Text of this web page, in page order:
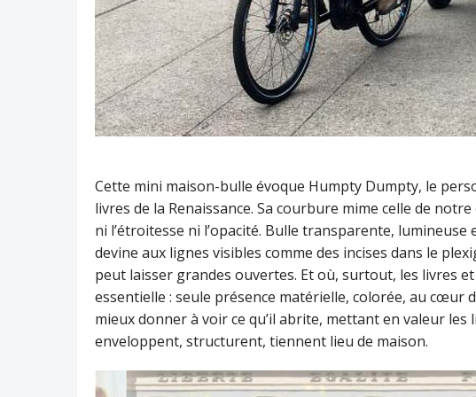
Cette mini maison-bulle évoque Humpty Dumpty, le
livres de la Renaissance. Sa courbure mime celle de
ni l’étroitesse ni l’opacité. Bulle transparente, lumineuse
devine aux lignes visibles comme des incises dans le
peut laisser grandes ouvertes. Et où, surtout, les livres
essentielle : seule présence matérielle, colorée, au cœur
mieux donner à voir ce qu’il abrite, mettant en valeur
enveloppent, structurent, tiennent lieu de maison.